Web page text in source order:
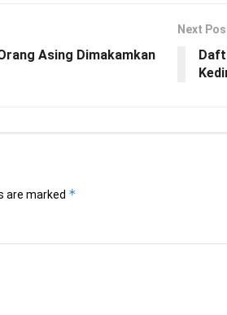
Asing Dimakamkan
Next
are marked *